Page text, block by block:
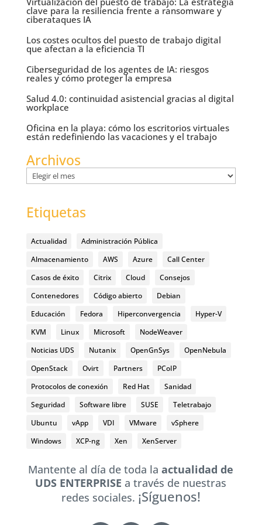
clave para la resiliencia frente a ransomware y
ciberataques IA
Los costes ocultos del puesto de trabajo digital
que afectan a la eficiencia TI
Ciberseguridad de los agentes de IA: riesgos
reales y cómo proteger la empresa
Salud 4.0: continuidad asistencial gracias al digital
workplace
Oficina en la playa: cómo los escritorios virtuales
están redefiniendo las vacaciones y el trabajo
Archivos
Archivos
Etiquetas
Actualidad
Administración Pública
Almacenamiento
AWS Azure
Call Center
Casos de éxito
Citrix Cloud
Consejos
Contenedores
Código abierto
Debian
Educación
Fedora Hiperconvergencia
Hyper-V
KVM
Linux Microsoft
NodeWeaver
Noticias UDS
Nutanix OpenGnSys
OpenNebula
OpenStack
Ovirt Partners
PCoIP
Protocolos de conexión
Red Hat
Sanidad
Seguridad
Software libre SUSE
Teletrabajo
Ubuntu
vApp VDI VMware
vSphere
Windows
XCP-ng Xen XenServer
Mantente al día de toda laactualidad de
UDS ENTERPRISEa través de nuestras
redes sociales. ¡Síguenos!